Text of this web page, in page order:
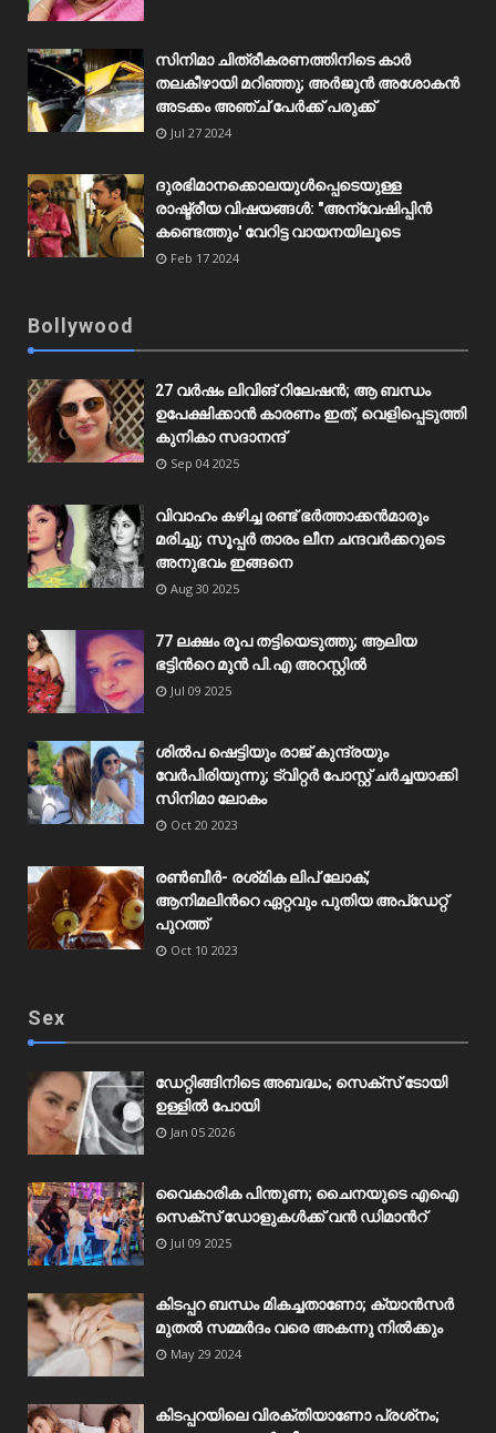
സിനിമാ ചിത്രീകരണത്തിനിടെ കാർ
തലകീഴായി മറിഞ്ഞു; അർജുൻ അശോകൻ
അടക്കം അഞ്ച് പേർക്ക് പരുക്ക്
Jul 27 2024
ദുരഭിമാനക്കൊലയുൾപ്പെടെയുള്ള
രാഷ്ട്രീയ വിഷയങ്ങൾ: "അന്വേഷിപ്പിൻ
കണ്ടെത്തും' വേറിട്ട വായനയിലൂടെ
Feb 17 2024
Bollywood
27 വർഷം ലിവിങ് റിലേഷൻ; ആ ബന്ധം
ഉപേക്ഷിക്കാൻ കാരണം ഇത്; വെളിപ്പെടുത്തി
കുനികാ സദാനന്ദ്
Sep 04 2025
വിവാഹം കഴിച്ച രണ്ട് ഭർത്താക്കൻമാരും
മരിച്ചു; സൂപ്പർ താരം ലീന ചന്ദവർക്കറുടെ
അനുഭവം ഇങ്ങനെ
Aug 30 2025
77 ലക്ഷം രൂപ തട്ടിയെടുത്തു; ആലിയ
ഭട്ടിന്‍റെ മുൻ പി.എ അറസ്റ്റിൽ
Jul 09 2025
ശിൽപ ഷെട്ടിയും രാജ് കുന്ദ്രയും
വേർപിരിയുന്നു; ട്വിറ്റർ പോസ്റ്റ് ചർച്ചയാക്കി
സിനിമാ ലോകം
Oct 20 2023
രൺബീർ- രശ്‌മിക ലിപ് ലോക്;
ആനിമലിന്‍റെ ഏറ്റവും പുതിയ അപ്‌ഡേറ്റ്
പുറത്ത്
Oct 10 2023
Sex
ഡേറ്റിങ്ങിനിടെ അബദ്ധം; സെക്‌സ് ടോയി
ഉള്ളിൽ പോയി
Jan 05 2026
വൈകാരിക പിന്തുണ; ചൈനയുടെ എഐ
സെക്‌സ് ഡോളുകൾക്ക് വൻ ഡിമാന്‍റ്
Jul 09 2025
കിടപ്പറ ബന്ധം മികച്ചതാണോ; ക്യാൻസർ
മുതൽ സമ്മർദം വരെ അകന്നു നിൽക്കും
May 29 2024
കിടപ്പറയിലെ വിരക്തിയാണോ പ്രശ്‌നം;